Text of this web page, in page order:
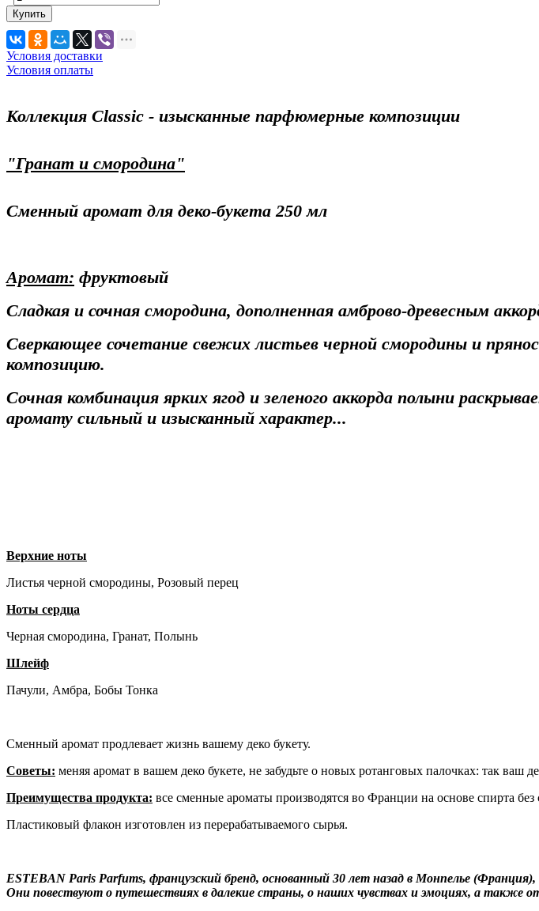
Купить
Условия доставки
Условия оплаты
Коллекция Classic - изысканные парфюмерные композиции
"Гранат и смородина"
Сменный аромат для деко-букета 250 мл
Аромат: фруктовый
Сладкая и сочная смородина, дополненная амброво-древесным
Сверкающее сочетание свежих листьев черной смородины и
композицию.
Сочная комбинация ярких ягод и зеленого аккорда полыни
аромату сильный и изысканный характер...
Верхние ноты
Листья черной смородины, Розовый перец
Ноты сердца
Черная смородина, Гранат, Полынь
Шлейф
Пачули, Амбра, Бобы Тонка
Сменный аромат продлевает жизнь вашему деко букету.
Советы: меняя аромат в вашем деко букете, не забудьте о новых ротанговых палочках: так ваш
Преимущества продукта: все сменные ароматы производятся во Франции на основе спирта без
Пластиковый флакон изготовлен из перерабатываемого сырья.
ESTEBAN Paris Parfums, французский бренд, основанный 30 лет назад в Монпелье
Они повествуют о путешествиях в далекие страны, о наших чувствах и эмоциях, а